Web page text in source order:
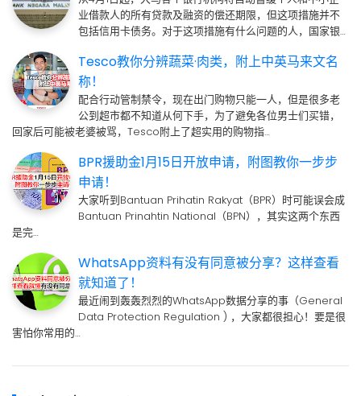
业借款人的所有贷款及融资的偿还期限，但这项措施并不
包括信用卡债务。对于这项措施有什么问题的人，国家银…
Tesco教你分辨蔬菜·肉类，附上中英马来文名
称！
配合行动管制禁令，现在出门购物只能一人，但是很多老
公到超市都不知道从何下手，为了避免各位男士们买错，
回家后可能被老婆被骂，Tesco附上了超实用的购物指…
BPR援助金1月15日开放申请，附图教你一步步
申请！
大家听到Bantuan Prihatin Rakyat（BPR）时可能误会成
Bantuan Prinahtin National（BPN），其实这两个东西
是完…
WhatsApp资料有没有同意被分享？这样查看
就知道了！
最近闹到轰轰烈烈的WhatsApp数据分享的事（General
Data Protection Regulation ) ，大家都很担心！要是很
害怕你常用的…